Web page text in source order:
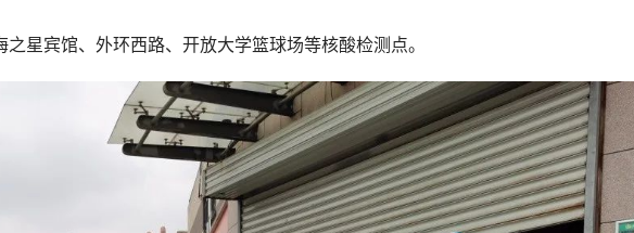
星宾馆、外环西路、开放大学篮球场等核酸检测点。